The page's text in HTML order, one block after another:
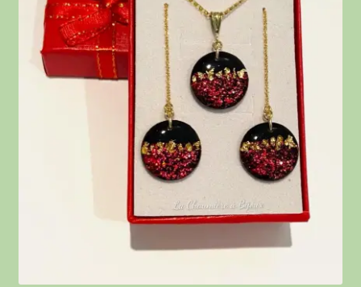
Blog
Contact